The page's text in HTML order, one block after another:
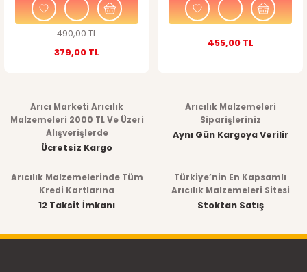
490,00 TL
379,00 TL
455,00 TL
Arıcı Marketi Arıcılık
Malzemeleri 2000 TL Ve Üzeri
Alışverişlerde
Ücretsiz Kargo
Arıcılık Malzemeleri
Siparişleriniz
Aynı Gün Kargoya Verilir
Arıcılık Malzemelerinde Tüm
Kredi Kartlarına
12 Taksit İmkanı
Türkiye’nin En Kapsamlı
Arıcılık Malzemeleri Sitesi
Stoktan Satış